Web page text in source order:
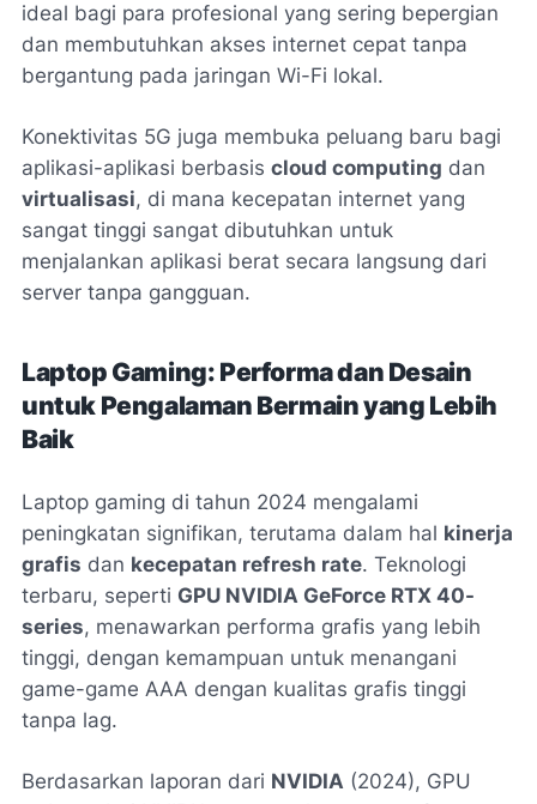
ideal bagi para profesional yang sering bepergian
dan membutuhkan akses internet cepat tanpa
bergantung pada jaringan Wi-Fi lokal.
Konektivitas 5G juga membuka peluang baru bagi
aplikasi-aplikasi berbasis cloud computing dan
virtualisasi, di mana kecepatan internet yang
sangat tinggi sangat dibutuhkan untuk
menjalankan aplikasi berat secara langsung dari
server tanpa gangguan.
Laptop Gaming: Performa dan Desain
untuk Pengalaman Bermain yang Lebih
Baik
Laptop gaming di tahun 2024 mengalami
peningkatan signifikan, terutama dalam hal kinerja
grafis dan kecepatan refresh rate. Teknologi
terbaru, seperti GPU NVIDIA GeForce RTX 40-
series, menawarkan performa grafis yang lebih
tinggi, dengan kemampuan untuk menangani
game-game AAA dengan kualitas grafis tinggi
tanpa lag.
Berdasarkan laporan dari NVIDIA (2024), GPU